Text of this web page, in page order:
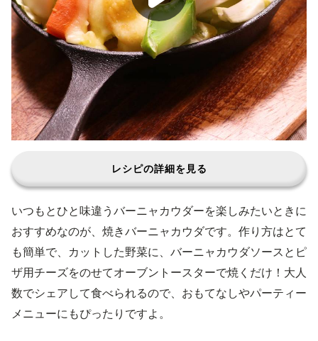
レシピの詳細を見る
いつもとひと味違うバーニャカウダーを楽しみたいときに
おすすめなのが、焼きバーニャカウダです。作り方はとて
も簡単で、カットした野菜に、バーニャカウダソースとピ
ザ用チーズをのせてオーブントースターで焼くだけ！大人
数でシェアして食べられるので、おもてなしやパーティー
メニューにもぴったりですよ。